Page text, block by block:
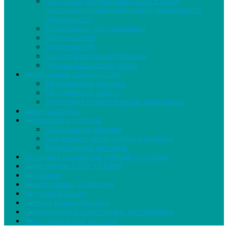
обеспечения информационной безопасности
обучающихся
Нормативное регулирование
Обучающимся
Родителям ИБ
Педагогическим работникам
Детские безопасные сайты
Информация специалистам
Методическая копилка
Методическая работа
Аттестация педагогических работников
Наши партнеры
Организация питания
Организация питания
Ежедневное меню горячего питания
Родительский контроль
Основные положения учетной политики
План работы ГБОУ ОЦДиК
Профсоюз
Рекомендации родителям
Ресурсный Центр
Сетевое взаимодействие
Социально-психологическое тестирование
Часто задаваемые вопросы